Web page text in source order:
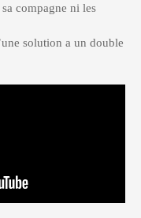
compagne ni les
solution a un double